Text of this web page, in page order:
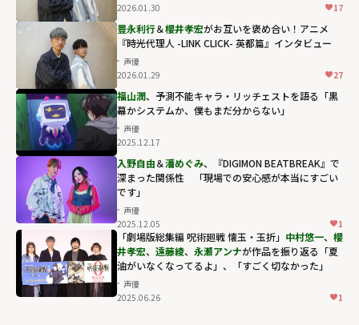
2026.01.30
17
豊永利行＆櫻井孝宏がお互いを褒め合い！アニメ
『時光代理人 -LINK CLICK- 英都篇』インタビュー
声優
2026.01.29
27
福山潤、予測不能キャラ・リッチェストを語る「黒
幕かシステムか、僕もまだ分からない」
声優
2025.12.17
入野自由＆潘めぐみ、『DIGIMON BEATBREAK』で
深まった関係性 「現場での安心感が本当にすごい
です」
声優
2025.12.05
1
「劇場版総集編 呪術廻戦 懐玉・玉折」 中村悠一、 櫻
井孝宏、 遠藤綾、 永瀬アンナが作品を振り返る「夏
油がいなくなってるよ」、「すごく切なかった」
声優
2025.06.26
1